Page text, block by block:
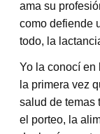
ama su
como defiende
todo, la
Yo la conocí en
la primera vez
salud de temas
el porteo, la